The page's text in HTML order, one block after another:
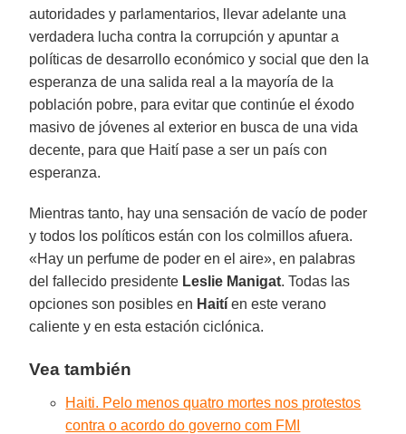
autoridades y parlamentarios, llevar adelante una
verdadera lucha contra la corrupción y apuntar a
políticas de desarrollo económico y social que den la
esperanza de una salida real a la mayoría de la
población pobre, para evitar que continúe el éxodo
masivo de jóvenes al exterior en busca de una vida
decente, para que Haití pase a ser un país con
esperanza.
Mientras tanto, hay una sensación de vacío de poder
y todos los políticos están con los colmillos afuera.
«Hay un perfume de poder en el aire», en palabras
del fallecido presidente Leslie Manigat. Todas las
opciones son posibles en Haití en este verano
caliente y en esta estación ciclónica.
Vea también
Haiti. Pelo menos quatro mortes nos protestos
contra o acordo do governo com FMI